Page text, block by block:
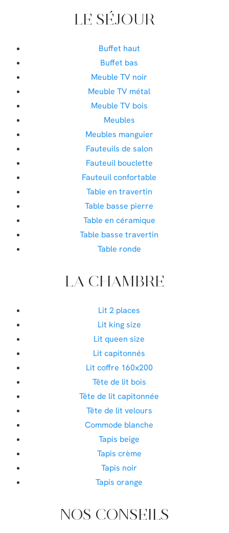
LE SÉJOUR
Buffet haut
Buffet bas
Meuble TV noir
Meuble TV métal
Meuble TV bois
Meubles
Meubles manguier
Fauteuils de salon
Fauteuil bouclette
Fauteuil confortable
Table en travertin
Table basse pierre
Table en céramique
Table basse travertin
Table ronde
LA CHAMBRE
Lit 2 places
Lit king size
Lit queen size
Lit capitonnés
Lit coffre 160x200
Tête de lit bois
Tête de lit capitonnée
Tête de lit velours
Commode blanche
Tapis beige
Tapis crème
Tapis noir
Tapis orange
NOS CONSEILS